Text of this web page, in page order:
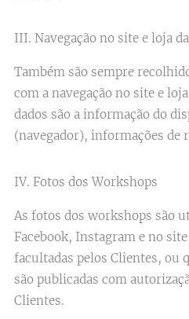
III. Navegação no site e loja
Também são sempre
com a navegação no site e
dados são a informação do
(navegador), informações de
IV. Fotos dos Workshops
As fotos dos workshops são
Facebook, Instagram e no
facultadas pelos Clientes, ou
são publicadas com
Clientes.